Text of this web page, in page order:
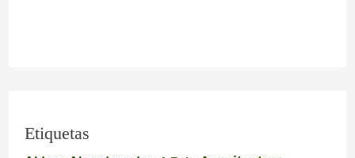
Etiquetas